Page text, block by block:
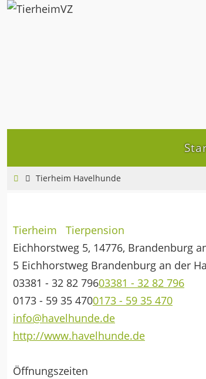
Zum
HomeTierheim Havelhunde
Tierheim
Tierpension
Eichhorstweg 5, 14776, Brandenburg
5 Eichhorstweg Brandenburg an der
03381 - 32 82 79603381 - 32 82 796
0173 - 59 35 4700173 - 59 35 470
info@havelhunde.de
http://www.havelhunde.de
Öffnungszeiten